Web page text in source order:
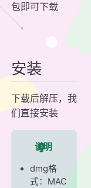
包即可下载
安装
下载后解压，我
们直接安装
说明
dmg格
式：MAC